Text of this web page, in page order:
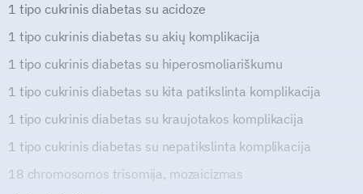
1 tipo cukrinis diabetas su acidoze
1 tipo cukrinis diabetas su akių komplikacija
1 tipo cukrinis diabetas su hiperosmoliariškumu
1 tipo cukrinis diabetas su kita patikslinta komplikacija
1 tipo cukrinis diabetas su kraujotakos komplikacija
1 tipo cukrinis diabetas su nepatikslinta komplikacija
18 chromosomos trisomija, mozaicizmas